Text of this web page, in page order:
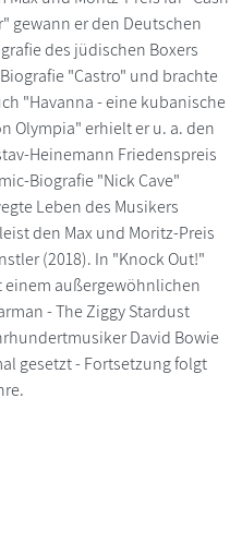
gewann er den Deutschen
des jüdischen Boxers
"Castro" und brachte
"Havanna - eine kubanische
Olympia" erhielt er u. a. den
Heinemann Friedenspreis
Biografie "Nick Cave"
Leben des Musikers
den Max und Moritz-Preis
(2018). In "Knock Out!"
einem außergewöhnlichen
- The Ziggy Stardust
David Bowie
gesetzt - Fortsetzung folgt